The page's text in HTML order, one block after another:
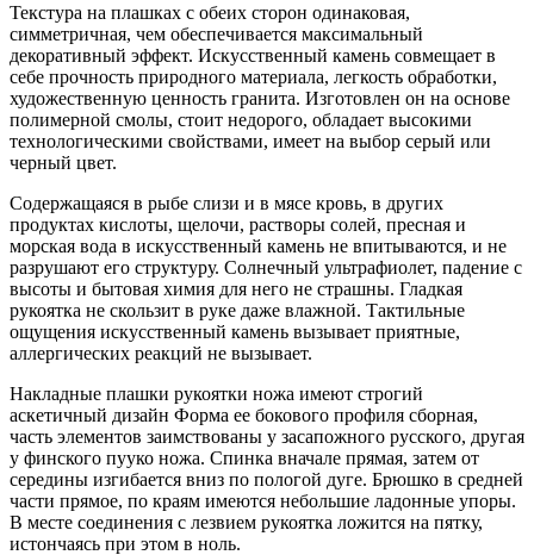
Текстура на плашках с обеих сторон одинаковая,
симметричная, чем обеспечивается максимальный
декоративный эффект. Искусственный камень совмещает в
себе прочность природного материала, легкость обработки,
художественную ценность гранита. Изготовлен он на основе
полимерной смолы, стоит недорого, обладает высокими
технологическими свойствами, имеет на выбор серый или
черный цвет.
Содержащаяся в рыбе слизи и в мясе кровь, в других
продуктах кислоты, щелочи, растворы солей, пресная и
морская вода в искусственный камень не впитываются, и не
разрушают его структуру. Солнечный ультрафиолет, падение с
высоты и бытовая химия для него не страшны. Гладкая
рукоятка не скользит в руке даже влажной. Тактильные
ощущения искусственный камень вызывает приятные,
аллергических реакций не вызывает.
Накладные плашки рукоятки ножа имеют строгий
аскетичный дизайн Форма ее бокового профиля сборная,
часть элементов заимствованы у засапожного русского, другая
у финского пууко ножа. Спинка вначале прямая, затем от
середины изгибается вниз по пологой дуге. Брюшко в средней
части прямое, по краям имеются небольшие ладонные упоры.
В месте соединения с лезвием рукоятка ложится на пятку,
истончаясь при этом в ноль.